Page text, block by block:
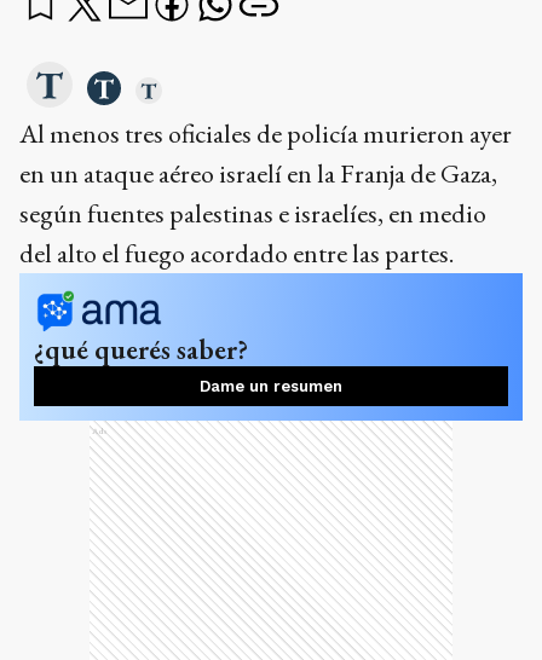
Al menos tres oficiales de policía murieron ayer
en un ataque aéreo israelí en la Franja de Gaza,
según fuentes palestinas e israelíes, en medio
del alto el fuego acordado entre las partes.
¿qué querés saber?
Dame un resumen
Ads